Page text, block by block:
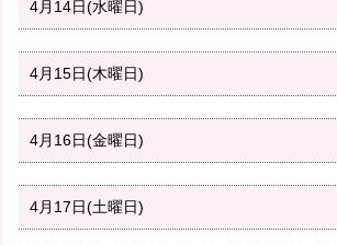
4月14日(水曜日)
4月15日(木曜日)
4月16日(金曜日)
4月17日(土曜日)